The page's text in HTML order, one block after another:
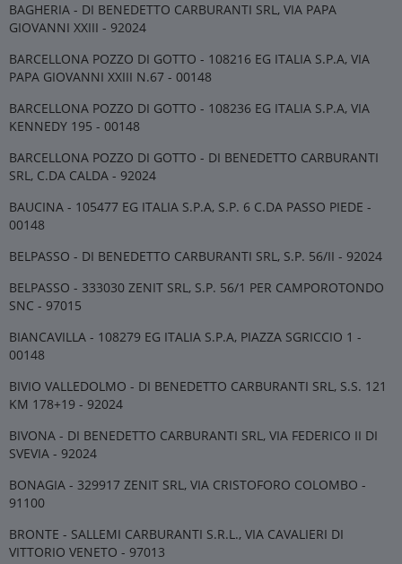
BAGHERIA - DI BENEDETTO CARBURANTI SRL, VIA PAPA
GIOVANNI XXIII - 92024
BARCELLONA POZZO DI GOTTO - 108216 EG ITALIA S.P.A, VIA
PAPA GIOVANNI XXIII N.67 - 00148
BARCELLONA POZZO DI GOTTO - 108236 EG ITALIA S.P.A, VIA
KENNEDY 195 - 00148
BARCELLONA POZZO DI GOTTO - DI BENEDETTO CARBURANTI
SRL, C.DA CALDA - 92024
BAUCINA - 105477 EG ITALIA S.P.A, S.P. 6 C.DA PASSO PIEDE -
00148
BELPASSO - DI BENEDETTO CARBURANTI SRL, S.P. 56/II - 92024
BELPASSO - 333030 ZENIT SRL, S.P. 56/1 PER CAMPOROTONDO
SNC - 97015
BIANCAVILLA - 108279 EG ITALIA S.P.A, PIAZZA SGRICCIO 1 -
00148
BIVIO VALLEDOLMO - DI BENEDETTO CARBURANTI SRL, S.S. 121
KM 178+19 - 92024
BIVONA - DI BENEDETTO CARBURANTI SRL, VIA FEDERICO II DI
SVEVIA - 92024
BONAGIA - 329917 ZENIT SRL, VIA CRISTOFORO COLOMBO -
91100
BRONTE - SALLEMI CARBURANTI S.R.L., VIA CAVALIERI DI
VITTORIO VENETO - 97013